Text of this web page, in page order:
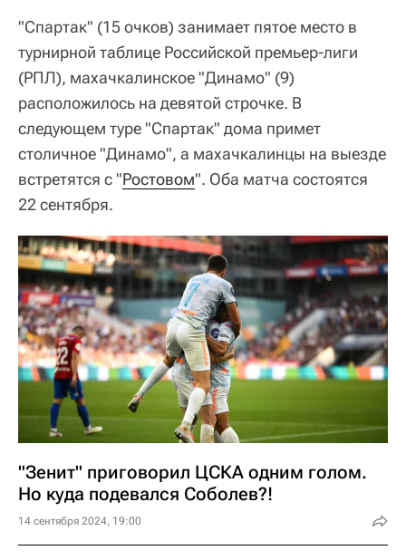
"Спартак" (15 очков) занимает пятое место в
турнирной таблице Российской премьер-лиги
(РПЛ), махачкалинское "Динамо" (9)
расположилось на девятой строчке. В
следующем туре "Спартак" дома примет
столичное "Динамо", а махачкалинцы на выезде
встретятся с "Ростовом". Оба матча состоятся
22 сентября.
"Зенит" приговорил ЦСКА одним голом.
Но куда подевался Соболев?!
14 сентября 2024, 19:00